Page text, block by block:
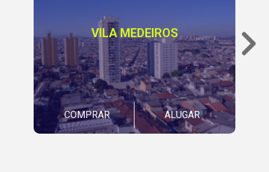
VILA MEDEIROS
COMPRAR ALUGAR